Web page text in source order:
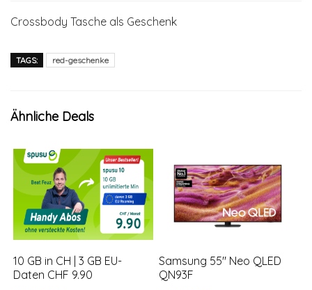
Crossbody Tasche als Geschenk
TAGS: red-geschenke
Ähnliche Deals
10 GB in CH | 3 GB EU-
Daten CHF 9.90
Samsung 55″ Neo QLED
QN93F